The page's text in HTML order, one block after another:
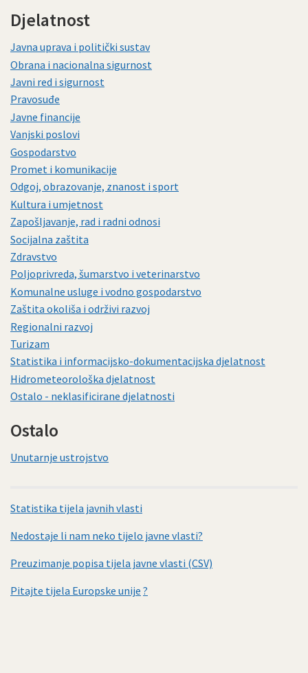
Djelatnost
Javna uprava i politički sustav
Obrana i nacionalna sigurnost
Javni red i sigurnost
Pravosuđe
Javne financije
Vanjski poslovi
Gospodarstvo
Promet i komunikacije
Odgoj, obrazovanje, znanost i sport
Kultura i umjetnost
Zapošljavanje, rad i radni odnosi
Socijalna zaštita
Zdravstvo
Poljoprivreda, šumarstvo i veterinarstvo
Komunalne usluge i vodno gospodarstvo
Zaštita okoliša i održivi razvoj
Regionalni razvoj
Turizam
Statistika i informacijsko-dokumentacijska djelatnost
Hidrometeorološka djelatnost
Ostalo - neklasificirane djelatnosti
Ostalo
Unutarnje ustrojstvo
Statistika tijela javnih vlasti
Nedostaje li nam neko tijelo javne vlasti?
Preuzimanje popisa tijela javne vlasti (CSV)
Pitajte tijela Europske unije ?